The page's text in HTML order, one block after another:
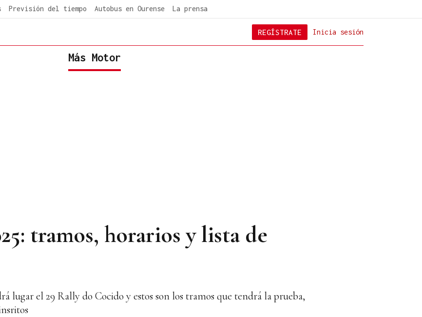
Previsión del tiempo Autobus en Ourense La prensa
Inicia sesión
REGÍSTRATE
Más Motor
tramos, horarios y lista de
lugar el 29 Rally do Cocido y estos son los tramos que tendrá la prueba,